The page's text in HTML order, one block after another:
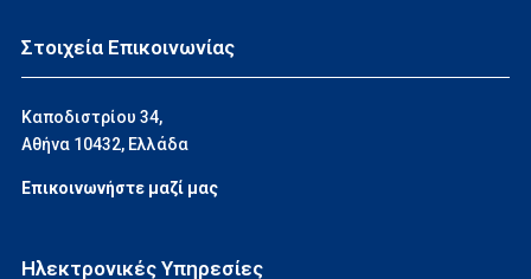
Στοιχεία Επικοινωνίας
Καποδιστρίου 34,
Αθήνα 10432, Ελλάδα
Επικοινωνήστε μαζί μας
Ηλεκτρονικές Υπηρεσίες